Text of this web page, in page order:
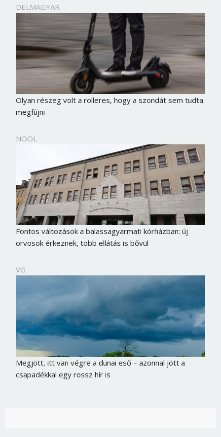
DELMAGYAR
Olyan részeg volt a rolleres, hogy a szondát sem tudta
megfújni
NOOL
Fontos változások a balassagyarmati kórházban: új
orvosok érkeznek, több ellátás is bővül
VG
Megjött, itt van végre a dunai eső – azonnal jött a
csapadékkal egy rossz hír is